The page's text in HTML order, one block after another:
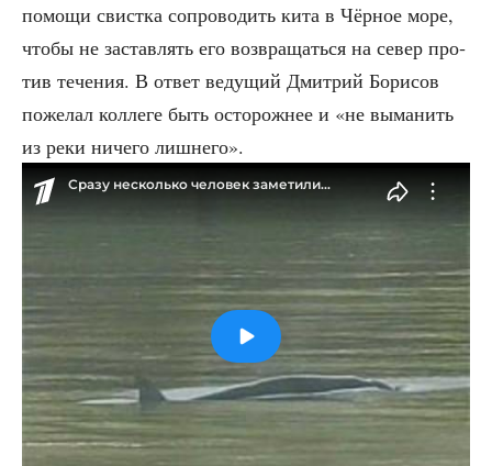
помо­щи свист­ка сопро­во­дить кита в Чёр­ное море,
что­бы не застав­лять его воз­вра­щать­ся на север про­
тив тече­ния. В ответ веду­щий Дмит­рий Бори­сов
поже­лал кол­ле­ге быть осто­рож­нее и «не выма­нить
из реки ниче­го лишнего».